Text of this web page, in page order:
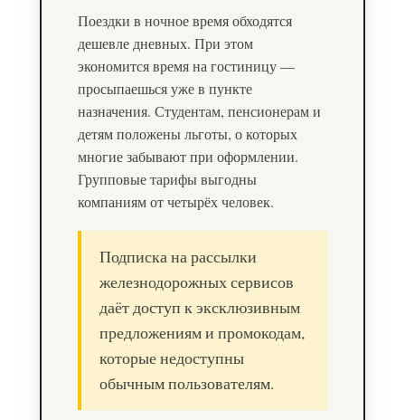
Поездки в ночное время обходятся
дешевле дневных. При этом
экономится время на гостиницу —
просыпаешься уже в пункте
назначения. Студентам, пенсионерам и
детям положены льготы, о которых
многие забывают при оформлении.
Групповые тарифы выгодны
компаниям от четырёх человек.
Подписка на рассылки
железнодорожных сервисов
даёт доступ к эксклюзивным
предложениям и промокодам,
которые недоступны
обычным пользователям.